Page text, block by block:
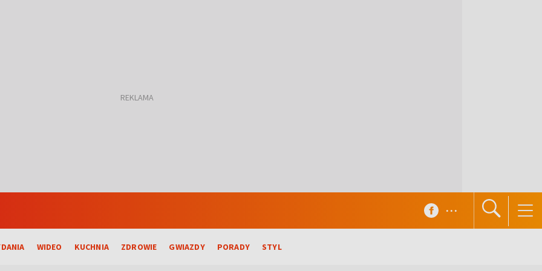
WIDEO KUCHNIA ZDROWIE GWIAZDY PORADY STYL
...